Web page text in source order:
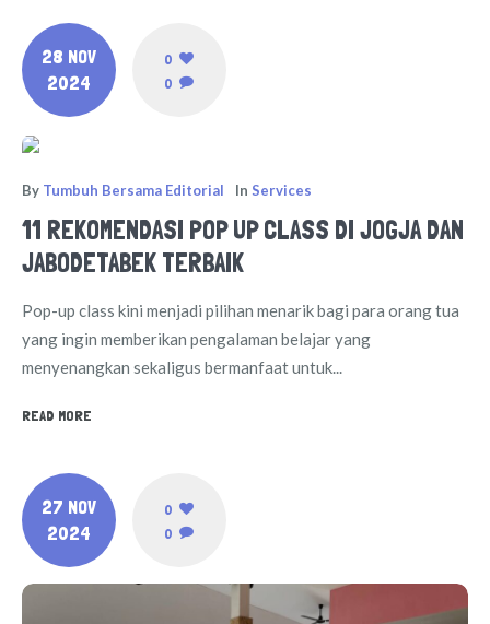
28 NOV
2024
0
0
By Tumbuh Bersama Editorial In Services
11 REKOMENDASI POP UP CLASS DI JOGJA DAN
JABODETABEK TERBAIK
Pop-up class kini menjadi pilihan menarik bagi para orang tua
yang ingin memberikan pengalaman belajar yang
menyenangkan sekaligus bermanfaat untuk...
READ MORE
27 NOV
2024
0
0